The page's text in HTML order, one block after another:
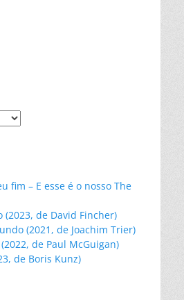
fim – E esse é o nosso The
(2023, de David Fincher)
(2021, de Joachim Trier)
de Paul McGuigan)
de Boris Kunz)